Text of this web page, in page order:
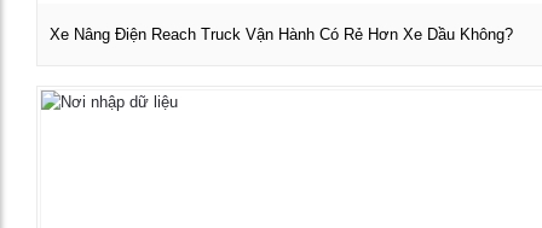
Xe Nâng Điện Reach Truck Vận Hành Có Rẻ Hơn Xe Dầu Không?